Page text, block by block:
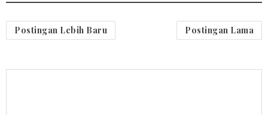
Postingan Lebih Baru Postingan Lama